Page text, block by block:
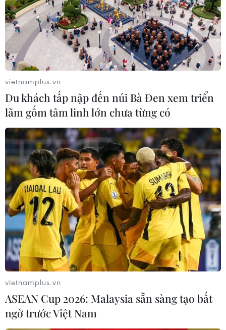
vietnamplus.vn
Du khách tấp nập đến núi Bà Đen xem triển
lãm gốm tâm linh lớn chưa từng có
vietnamplus.vn
ASEAN Cup 2026: Malaysia sẵn sàng tạo bất
ngờ trước Việt Nam